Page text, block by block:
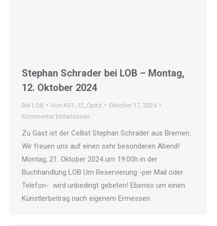
Stephan Schrader bei LOB – Montag,
12. Oktober 2024
Bei LOB Von K01_12_Opitz
Oktober 17, 2024
Kommentar hinterlassen
Zu Gast ist der Cellist Stephan Schrader aus Bremen.
Wir freuen uns auf einen sehr besonderen Abend!
Montag, 21. Oktober 2024 um 19:00h in der
Buchhandlung LOB Um Reservierung -per Mail oder
Telefon- wird unbedingt gebeten! Ebenso um einen
Künstlerbeitrag nach eigenem Ermessen.